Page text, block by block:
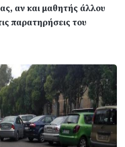
αν και μαθητής άλλου
παρατηρήσεις του